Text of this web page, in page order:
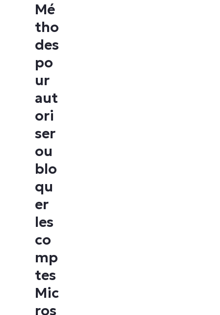
Mé
tho
des
po
ur
aut
ori
ser
ou
blo
qu
er
les
co
mp
tes
Mic
ros